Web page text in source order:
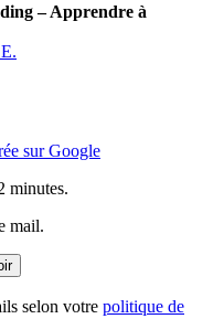
– Apprendre à
sur Google
minutes.
mail.
selon votre politique de